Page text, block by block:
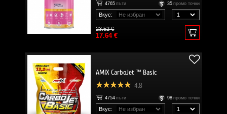
4765 пъти 35 промо точки
Вкус:
23.52 €
17.64 €
AMIX CarboJet ™ Basic
4.8
4754 пъти 98 промо точки
Вкус: